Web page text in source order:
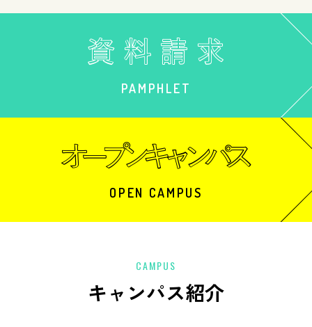
PAMPHLET
OPEN CAMPUS
CAMPUS
キャンパス紹介